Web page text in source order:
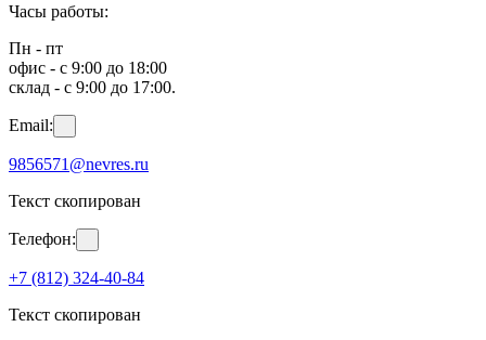
Часы работы:
Пн - пт
офис - с 9:00 до 18:00
склад - с 9:00 до 17:00.
Email:
9856571@nevres.ru
Текст скопирован
Телефон:
+7 (812) 324-40-84
Текст скопирован